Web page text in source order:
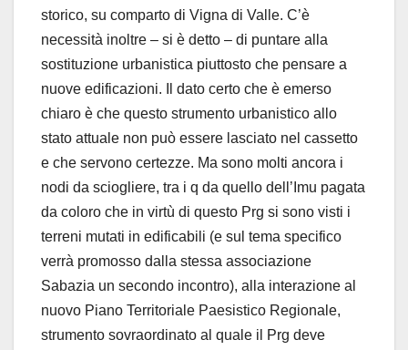
storico, su comparto di Vigna di Valle. C’è
necessità inoltre – si è detto – di puntare alla
sostituzione urbanistica piuttosto che pensare a
nuove edificazioni. Il dato certo che è emerso
chiaro è che questo strumento urbanistico allo
stato attuale non può essere lasciato nel cassetto
e che servono certezze. Ma sono molti ancora i
nodi da sciogliere, tra i q da quello dell’Imu pagata
da coloro che in virtù di questo Prg si sono visti i
terreni mutati in edificabili (e sul tema specifico
verrà promosso dalla stessa associazione
Sabazia un secondo incontro), alla interazione al
nuovo Piano Territoriale Paesistico Regionale,
strumento sovraordinato al quale il Prg deve